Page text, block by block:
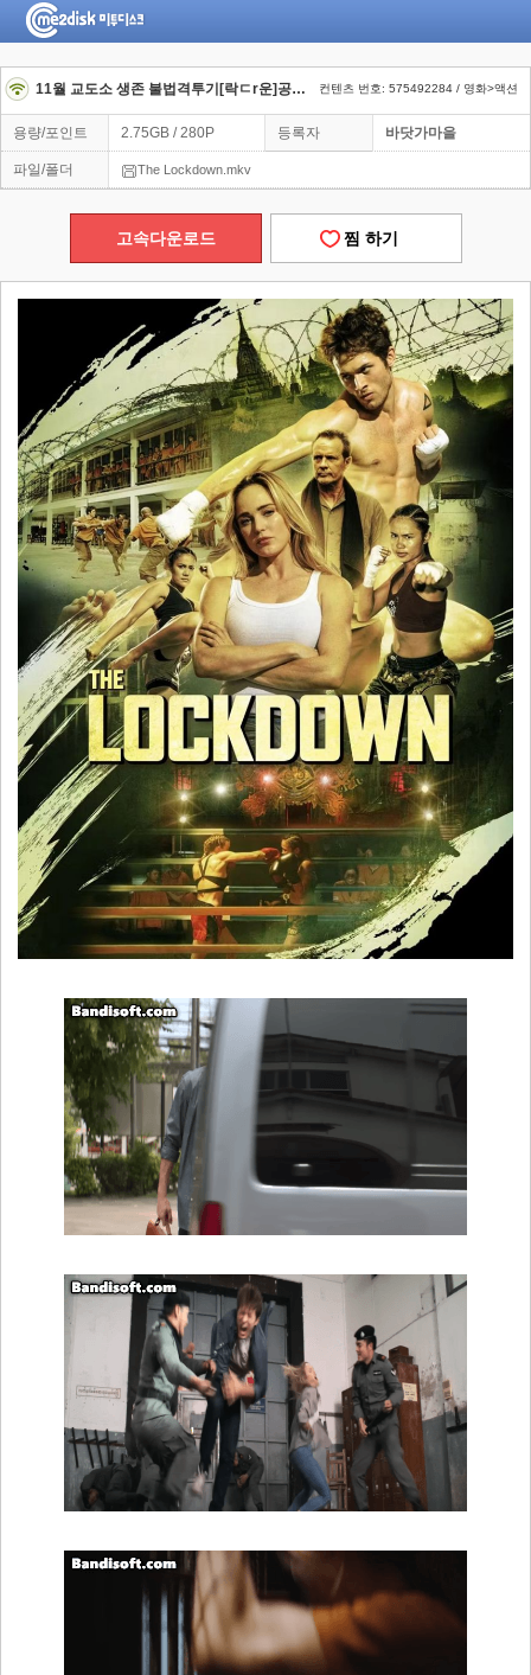
11월 교도소 생존 불법격투기[락ㄷr운]공식자막 컨텐츠 번호: 575492284 / 영화>액션
용량/포인트 2.75GB / 280P 등록자 바닷가마을
파일/폴더 The Lockdown.mkv
고속다운로드 찜 하기